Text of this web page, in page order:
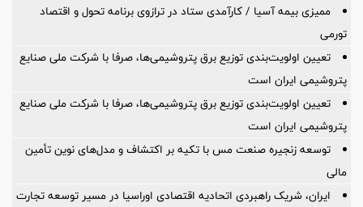
ممیزی بیمه آسیا / کارآمدی ستاد در ترازوی برنامه تحول و اقتصاد
تورمی
تعیین اولویت‌بندی توزیع برق پتروشیمی‌ها، صرفا با شرکت ملی صنایع
پتروشیمی ایران است
تعیین اولویت‌بندی توزیع برق پتروشیمی‌ها، صرفا با شرکت ملی صنایع
پتروشیمی ایران است
توسعه زنجیره صنعت مس با تکیه بر اکتشاف و مدل‌های نوین تأمین
مالی
ایران، شریک راهبردی اتحادیه اقتصادی اوراسیا در مسیر توسعه تجارت